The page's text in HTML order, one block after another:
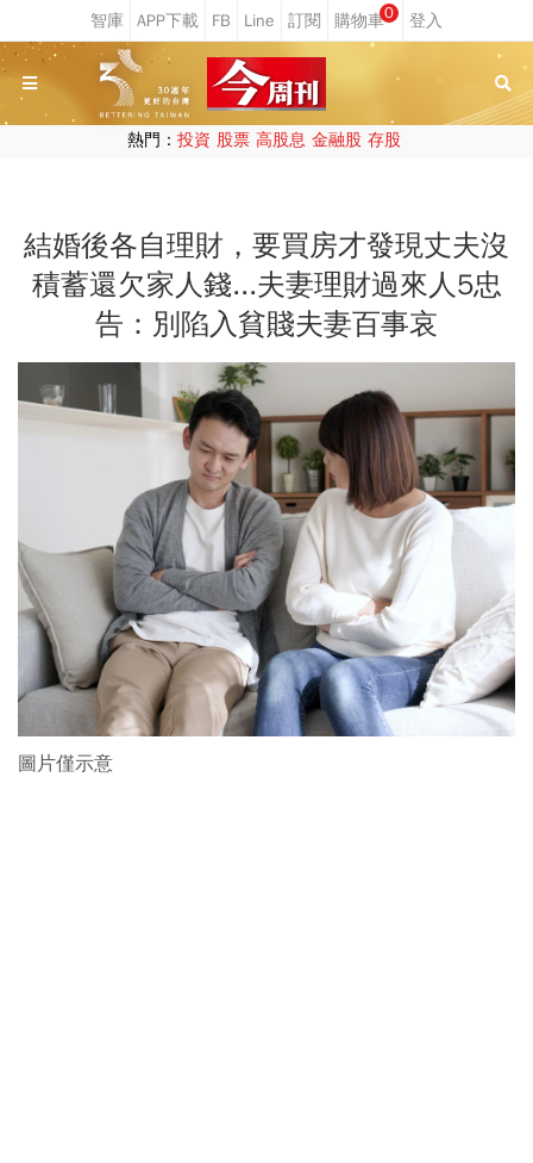
0
熱門： 投資 股票 高股息 金融股 存股
結婚後各自理財，要買房才發現丈夫沒
積蓄還欠家人錢...夫妻理財過來人5忠
告：別陷入貧賤夫妻百事哀
圖片僅示意